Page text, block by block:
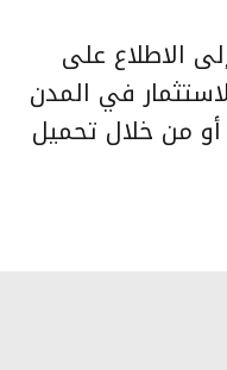
الاطلاع على
في المدن
السعودية “فرص” على الرابط: https://Furas.momah.gov.sa أو من خلال تحميل